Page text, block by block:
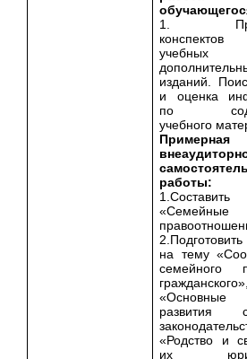
1.
конспектов
изданий.
и оценка
по
учебного
Примерная
работы:
«Семейные
на тему
семейного
гражданского»,
«Основные
развития
«Родство и
их